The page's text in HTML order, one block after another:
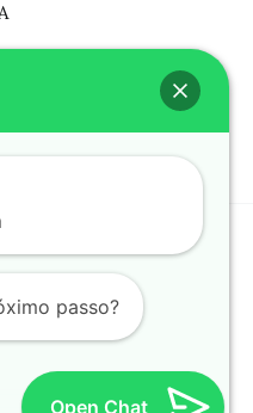
| All Rights Reserved.
- a generative artificial
development agency,
private intelligence
enforcement agencies.
passo?
Open Chat